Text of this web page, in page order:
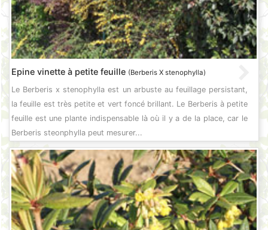
Epine vinette à petite feuille (Berberis X stenophylla)
Le Berberis x stenophylla est un arbuste au feuillage persistant,
la feuille est très petite et vert foncé brillant. Le Berberis à petite
feuille est une plante indispensable là où il y a de la place, car le
Berberis steonphylla peut mesurer...